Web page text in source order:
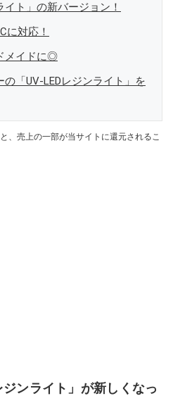
ト」の新バージョン！
に対応！
メイドに◎
「UV-LEDレジンライト」を
、売上の一部が当サイトに還元されるこ
ンライト」が新しくなっ